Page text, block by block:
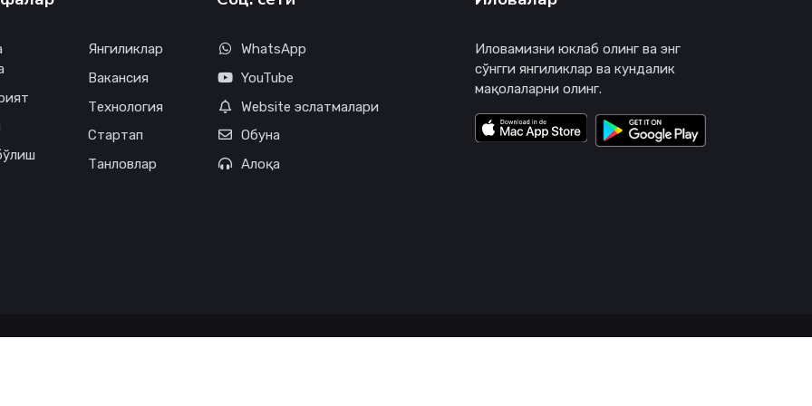
Янгиликлар
Вакансия
Технология
Стартап
Танловлар
WhatsApp
YouTube
Website эслатмалари
Обуна
Алоқа
Иловамизни юклаб олинг ва энг
сўнгги янгиликлар ва кундалик
мақолаларни олинг.